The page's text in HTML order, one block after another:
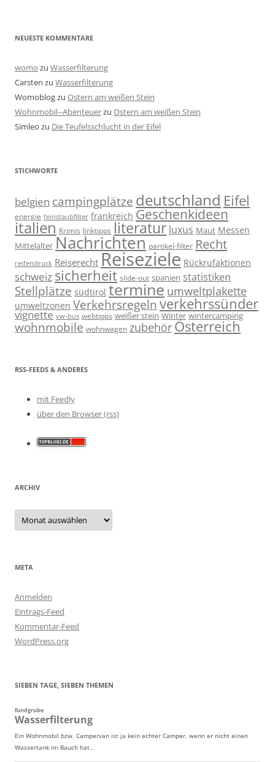
NEUESTE KOMMENTARE
womo zu Wasserfilterung
Carsten zu Wasserfilterung
Womoblogzu Ostern am weißen Stein
Wohnmobil--Abenteuerzu Ostern am weißen Stein
Simleo zu Die Teufelsschlucht in der Eifel
STICHWORTE
belgien campingplätze deutschland Eifel
energie feinstaubfilter frankreich Geschenkideen
italien Krimis linktipps literatur luxus Maut Messen
Mittelalter Nachrichten partikel-filter Recht
reifendruck Reiserecht Reiseziele Rückrufaktionen
schweiz sicherheit slide-out spanien statistiken
Stellplätze südtirol termine umweltplakette
umweltzonen Verkehrsregeln verkehrssünder
vignette vw-bus webtipps weißer stein Winter wintercamping
wohnmobile wohnwagen zubehör Österreich
RSS-FEEDS & ANDERES
mit Feedly
über den Browser (rss)
ARCHIV
Archiv
META
Anmelden
Eintrags-Feed
Kommentar-Feed
WordPress.org
SIEBEN TAGE, SIEBEN THEMEN